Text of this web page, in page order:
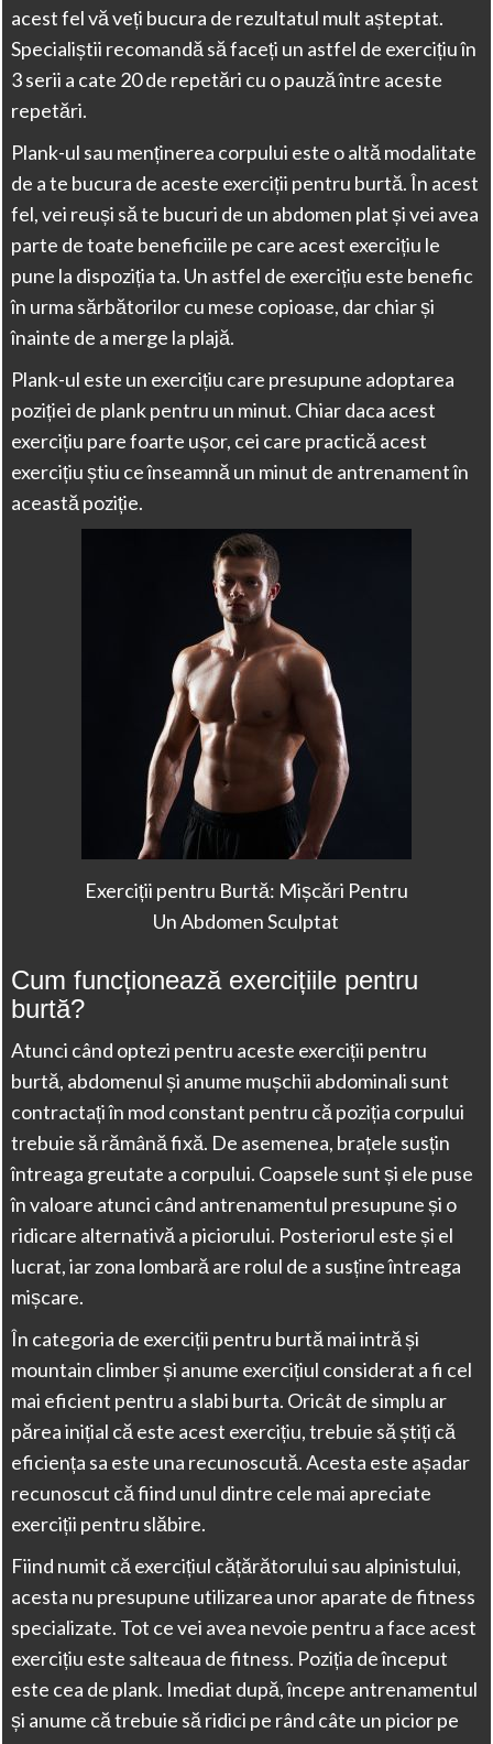
acest fel vă veți bucura de rezultatul mult așteptat.
Specialiștii recomandă să faceți un astfel de exercițiu în
3 serii a cate 20 de repetări cu o pauză între aceste
repetări.
Plank-ul sau menținerea corpului este o altă modalitate
de a te bucura de aceste exerciții pentru burtă. În acest
fel, vei reuși să te bucuri de un abdomen plat și vei avea
parte de toate beneficiile pe care acest exercițiu le
pune la dispoziția ta. Un astfel de exercițiu este benefic
în urma sărbătorilor cu mese copioase, dar chiar și
înainte de a merge la plajă.
Plank-ul este un exercițiu care presupune adoptarea
poziției de plank pentru un minut. Chiar daca acest
exercițiu pare foarte ușor, cei care practică acest
exercițiu știu ce înseamnă un minut de antrenament în
această poziție.
Exerciții pentru Burtă: Mișcări Pentru
Un Abdomen Sculptat
Cum funcționează exercițiile pentru
burtă?
Atunci când optezi pentru aceste exerciții pentru
burtă, abdomenul și anume mușchii abdominali sunt
contractați în mod constant pentru că poziția corpului
trebuie să rămână fixă. De asemenea, brațele susțin
întreaga greutate a corpului. Coapsele sunt și ele puse
în valoare atunci când antrenamentul presupune și o
ridicare alternativă a piciorului. Posteriorul este și el
lucrat, iar zona lombară are rolul de a susține întreaga
mișcare.
În categoria de exerciții pentru burtă mai intră și
mountain climber și anume exercițiul considerat a fi cel
mai eficient pentru a slabi burta. Oricât de simplu ar
părea inițial că este acest exercițiu, trebuie să știți că
eficiența sa este una recunoscută. Acesta este așadar
recunoscut că fiind unul dintre cele mai apreciate
exerciții pentru slăbire.
Fiind numit că exercițiul cățărătorului sau alpinistului,
acesta nu presupune utilizarea unor aparate de fitness
specializate. Tot ce vei avea nevoie pentru a face acest
exercițiu este salteaua de fitness. Poziția de început
este cea de plank. Imediat după, începe antrenamentul
și anume că trebuie să ridici pe rând câte un picior pe